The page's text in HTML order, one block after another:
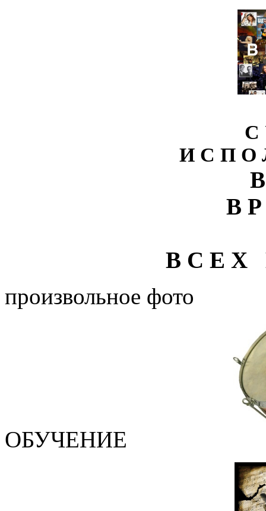
С
И С П О
В
В С Е Х
произвольное фото
ОБУЧЕНИЕ